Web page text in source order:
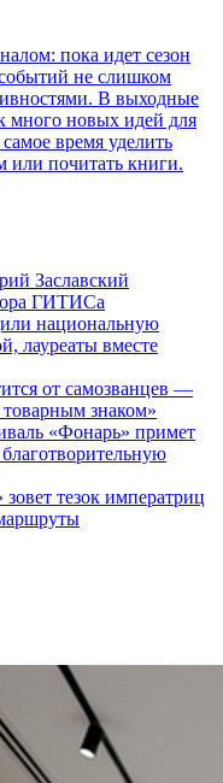
пока идет сезон
не слишком
В выходные
много новых идей для
время уделить
или почитать книги.
Заславский
ГИТИСа
национальную
лауреаты вместе
от самозванцев —
знаком»
«Фонарь» примет
тезок императриц